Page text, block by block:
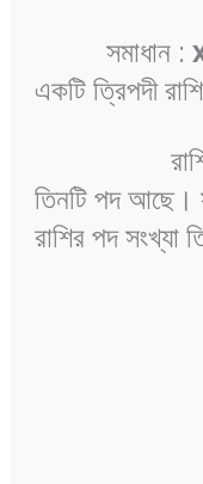
সমাধান :
একটি ত্রিপদী
তিনটি পদ আছে।
রাশির পদ